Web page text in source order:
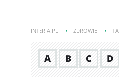
INTERIA.PL ZDROWIE
A B C D